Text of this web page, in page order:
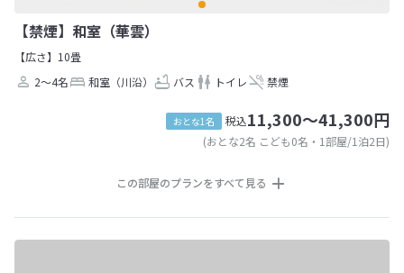
【禁煙】和室（華雲）
【広さ】10畳
2～4名
和室（川沿） バス トイレ 禁煙
おとな1名 税込11,300～41,300円
(おとな2名 こども0名・1部屋/1泊2日)
この部屋のプランをすべて見る